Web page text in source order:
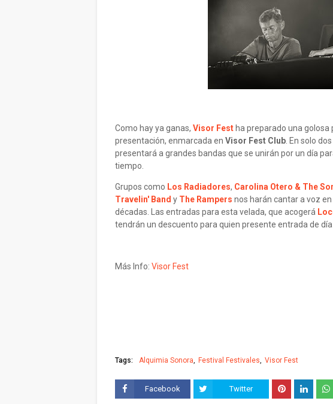
Como hay ya ganas, Visor Fest ha preparado una
presentación, enmarcada en Visor Fest Club . En solo
presentará a grandes bandas que se unirán por un día
tiempo.
Grupos como Los Radiadores, Carolina Otero & The
Travelin' Band y The Rampers nos harán cantar a voz
décadas. Las entradas para esta velada, que acogerá
tendrán un descuento para quien presente entrada de
Más Info: Visor Fest
Tags: Alquimia Sonora Festival Festivales Visor Fest
Facebook Twitter